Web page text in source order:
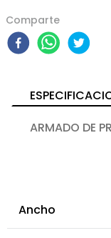
Comparte
ARMADO DE
Ancho